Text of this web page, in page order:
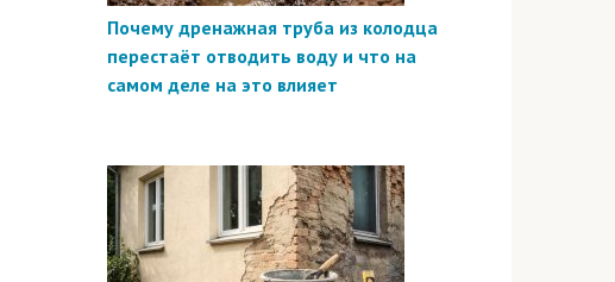
Почему дренажная труба из колодца
перестаёт отводить воду и что на
самом деле на это влияет